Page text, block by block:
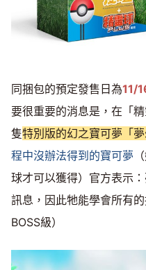
同捆包的預定發售日為11/
要很重要的消息是，在「
隻特別版的幻之寶可夢「夢
程中沒辦法得到的寶可夢
球才可以獲得）官方表示
訊息，因此牠能學會所有
BOSS級）